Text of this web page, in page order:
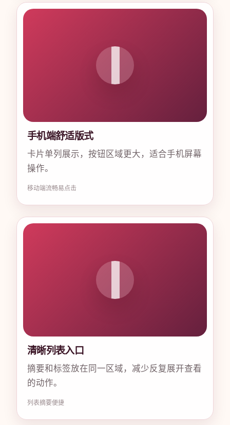
手机端舒适版式
卡片单列展示，按钮区域更大，适合手机屏幕
操作。
移动端流畅易点击
清晰列表入口
摘要和标签放在同一区域，减少反复展开查看
的动作。
列表摘要便捷